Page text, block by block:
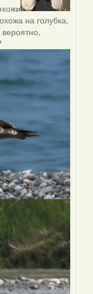
на голубка,